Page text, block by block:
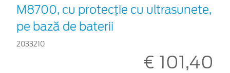
M8700, cu protecție cu ultrasunete,
pe bază de baterii
2033210
€ 101,40